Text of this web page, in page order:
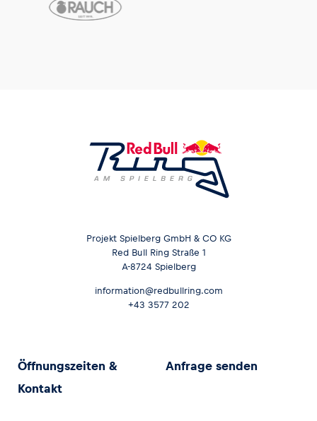
Projekt Spielberg GmbH & CO KG
Red Bull Ring Straße 1
A-8724 Spielberg
information@redbullring.com
+43 3577 202
Öffnungszeiten &
Kontakt
Anfrage senden